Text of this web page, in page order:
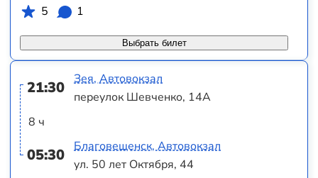
Выбрать билет
5
1
21:30
8 ч
05:30
Зея, Автовокзал
переулок Шевченко, 14А
Благовещенск, Автовокзал
ул. 50 лет Октября, 44